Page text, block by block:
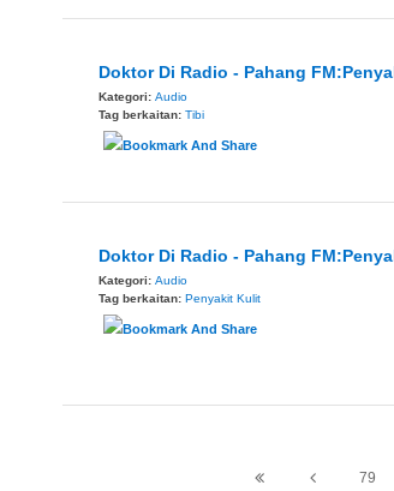
Doktor Di Radio - Pahang
Kategori: Audio
Tag berkaitan: Tibi
Doktor Di Radio - Pahang
Kategori: Audio
Tag berkaitan: Penyakit Kulit
79